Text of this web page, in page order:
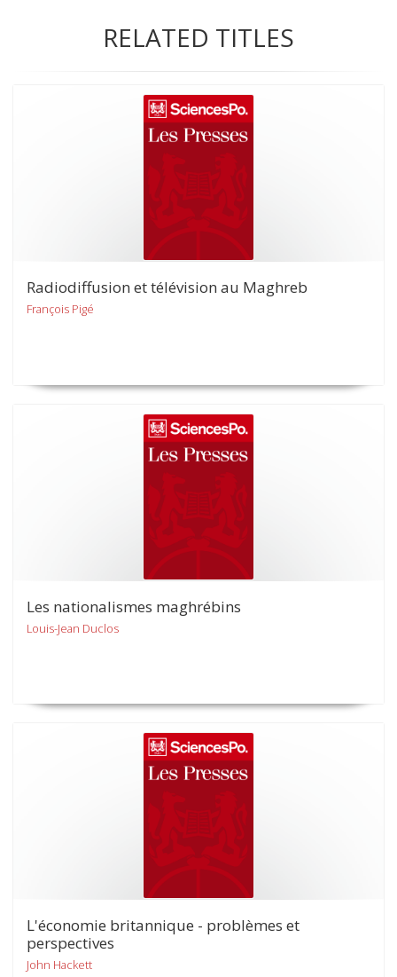
RELATED TITLES
Radiodiffusion et télévision au Maghreb
François Pigé
Les nationalismes maghrébins
Louis-Jean Duclos
L'économie britannique - problèmes et
perspectives
John Hackett